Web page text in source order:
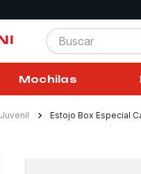
Buscar
Mochilas
Juvenil Estojo Box Especial